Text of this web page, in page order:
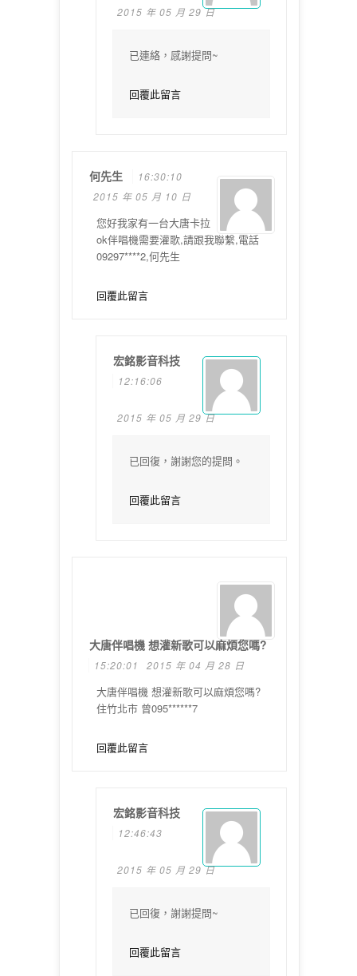
2015 年 05 月 29 日
已連絡，感謝提問~
回覆此留言
何先生
16:30:10
2015 年 05 月 10 日
您好我家有一台大唐卡拉
ok伴唱機需要灌歌,請跟我聯繫,電話
09297****2,何先生
回覆此留言
宏銘影音科技
12:16:06
2015 年 05 月 29 日
已回復，謝謝您的提問。
回覆此留言
大唐伴唱機 想灌新歌可以麻煩您嗎?
15:20:01 2015 年 04 月 28 日
大唐伴唱機 想灌新歌可以麻煩您嗎?
住竹北市 曾095******7
回覆此留言
宏銘影音科技
12:46:43
2015 年 05 月 29 日
已回復，謝謝提問~
回覆此留言